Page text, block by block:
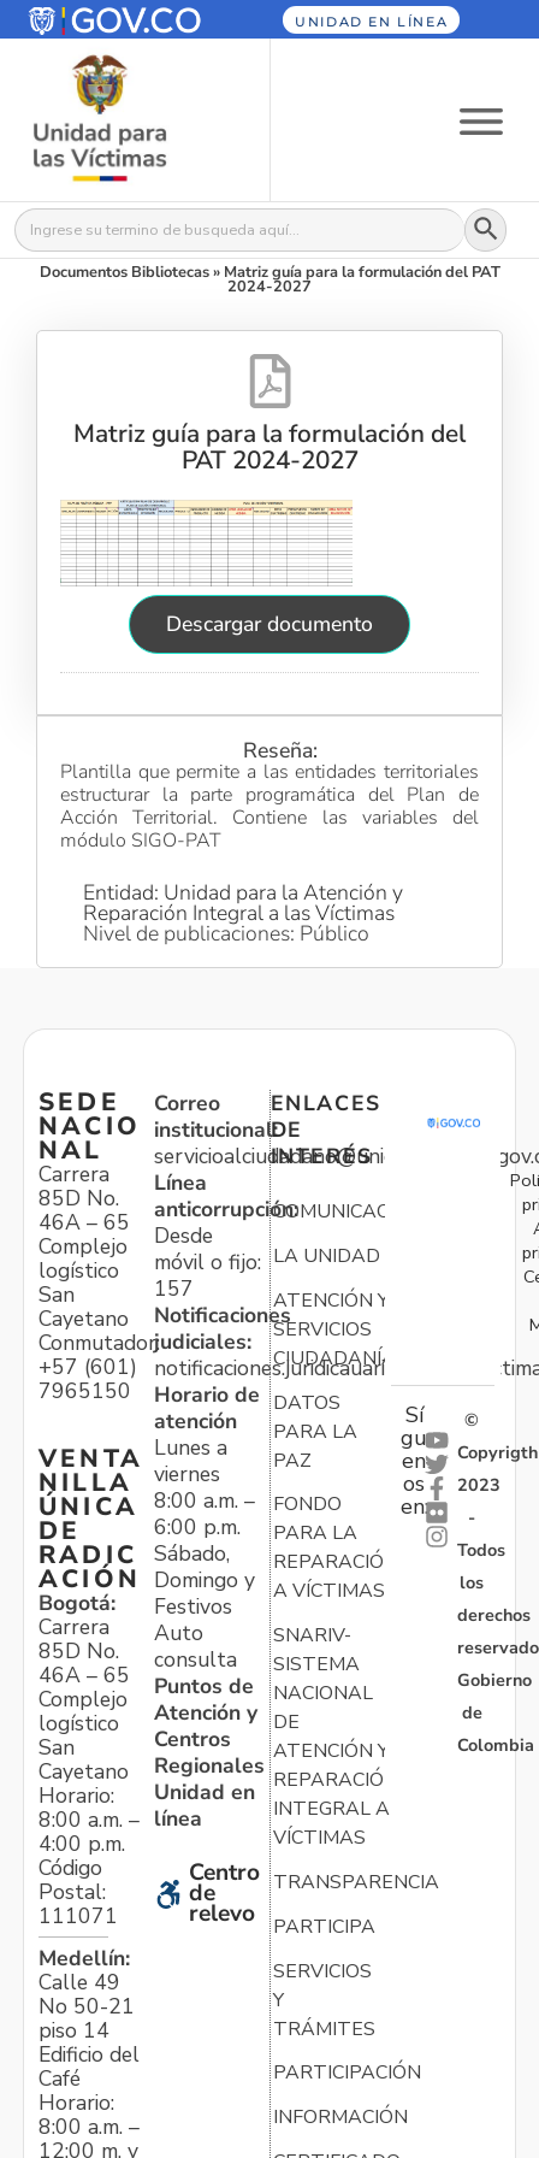
UNIDAD EN LÍNEA
Buscar: Botón
Documentos Bibliotecas» Matriz guía para la formulación del PAT
2024-2027
Matriz guía para la formulación del
PAT 2024-2027
Descargar documento
Reseña:
Plantilla que permite a las entidades territoriales
estructurar la parte programática del Plan de
Acción Territorial. Contiene las variables del
módulo SIGO-PAT
Entidad: Unidad para la Atención y
Reparación Integral a las Víctimas
Nivel de publicaciones: Público
SEDE
NACIO
NAL
Carrera
85D No.
46A – 65
Complejo
logístico
San
Cayetano
Conmutador:
+57 (601)
7965150
VENTA
NILLA
ÚNICA
DE
RADIC
ACIÓN
Bogotá:
Carrera
85D No.
46A – 65
Complejo
logístico
San
Cayetano
Horario:
8:00 a.m. –
4:00 p.m.
Código
Postal:
111071
Medellín:
Calle 49
No 50-21
piso 14
Edificio del
Café
Horario:
8:00 a.m. –
12:00 m. y
Correo
institucional:
Línea
anticorrupción:
Desde
móvil o fijo:
157
Notificaciones
judiciales:
Horario de
atención
Lunes a
viernes
8:00 a.m. –
6:00 p.m.
Sábado,
Domingo y
Festivos
Auto
consulta
Puntos de
Atención y
Centros
Regionales
Unidad en
línea
Centro
de
relevo
ENLACES
DE
INTERÉS
COMUNICACIONES
LA UNIDAD
ATENCIÓN Y
SERVICIOS
CIUDADANÍA
DATOS
PARA LA
PAZ
FONDO
PARA LA
REPARACIÓN
A VÍCTIMAS
SNARIV-
SISTEMA
NACIONAL
DE
ATENCIÓN Y
REPARACIÓN
INTEGRAL A
VÍCTIMAS
TRANSPARENCIA
PARTICIPA
SERVICIOS
Y
TRÁMITES
PARTICIPACIÓN
INFORMACIÓN
Sí
gu
en
os
en:
©
Copyrigth
2023
-
Todos
los
derechos
Gobierno
de
Colombia